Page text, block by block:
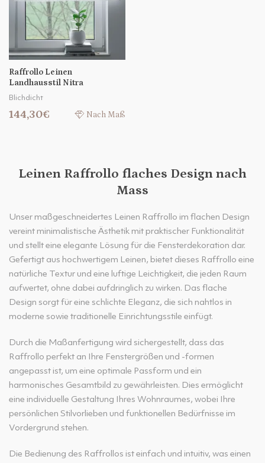
Raffrollo Leinen
Landhausstil Nitra
Blichdicht
144,30€ Nach Maß
Leinen Raffrollo flaches Design nach
Mass
Unser maßgeschneidertes Leinen Raffrollo im flachen Design
vereint minimalistische Ästhetik mit praktischer Funktionalität
und stellt eine elegante Lösung für die Fensterdekoration dar.
Gefertigt aus hochwertigem Leinen, bietet dieses Raffrollo eine
natürliche Textur und eine luftige Leichtigkeit, die jeden Raum
aufwertet, ohne dabei aufdringlich zu wirken. Das flache
Design sorgt für eine schlichte Eleganz, die sich nahtlos in
moderne sowie traditionelle Einrichtungsstile einfügt.
Durch die Maßanfertigung wird sichergestellt, dass das
Raffrollo perfekt an Ihre Fenstergrößen und -formen
angepasst ist, um eine optimale Passform und ein
harmonisches Gesamtbild zu gewährleisten. Dies ermöglicht
eine individuelle Gestaltung Ihres Wohnraumes, wobei Ihre
persönlichen Stilvorlieben und funktionellen Bedürfnisse im
Vordergrund stehen.
Die Bedienung des Raffrollos ist einfach und intuitiv, was einen